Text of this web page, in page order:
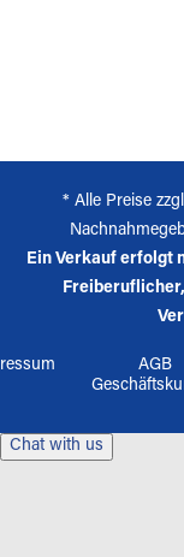
* Alle Preise
Ein Verkauf erfolgt
AGB
Chat with us